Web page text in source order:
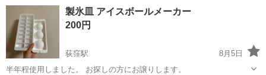
けん香り)としての活用ができます。
東京 あきる野市 拝島駅 家庭用品
製氷皿 アイスボールメーカー
200円
荻窪駅
8月5日
半年程使用しました。 お探しの方にお譲りします。